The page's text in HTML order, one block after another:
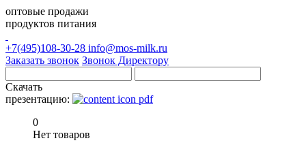
оптовые продажи
продуктов питания
+7(495)108-30-28 info@mos-milk.ru
Заказать звонок Звонок Директору
Скачать
презентацию:
0
Нет товаров